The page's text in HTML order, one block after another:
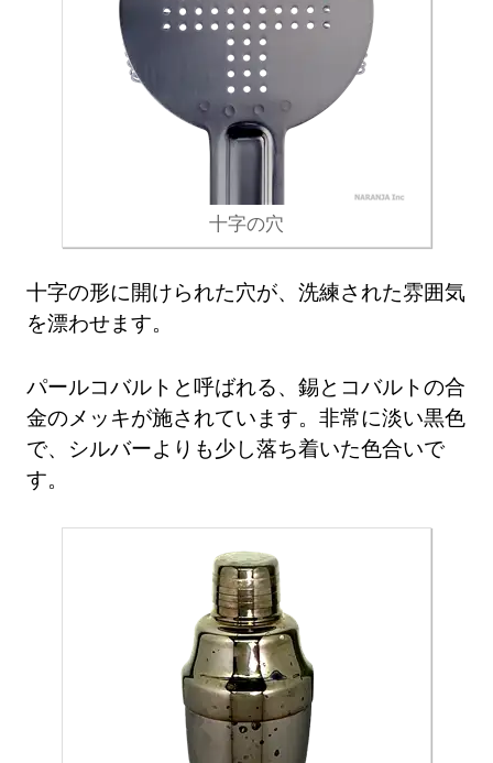
十字の穴
十字の形に開けられた穴が、洗練された雰囲気
を漂わせます。
パールコバルトと呼ばれる、錫とコバルトの合
金のメッキが施されています。非常に淡い黒色
で、シルバーよりも少し落ち着いた色合いで
す。